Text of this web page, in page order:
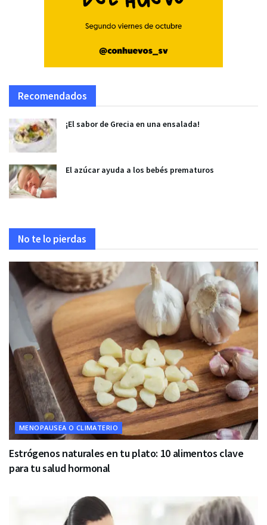
Recomendados
¡El sabor de Grecia en una ensalada!
El azúcar ayuda a los bebés prematuros
No te lo pierdas
MENOPAUSEA O CLIMATERIO
Estrógenos naturales en tu plato: 10 alimentos clave
para tu salud hormonal